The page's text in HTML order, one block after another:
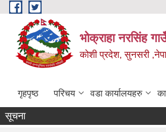
Skip to main content
भोक्राहा नरसिंह
कोशी प्रदेश, सुनसरी
गृहपृष्ठ परिचय वडा कार्यालयहरु
सूचना